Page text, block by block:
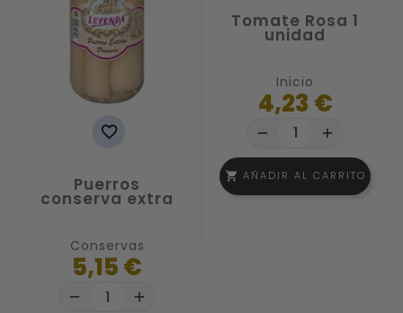

Puerros
conserva extra
Conservas
5,15 €
remove add
Tomate Rosa 1
unidad
Inicio
4,23 €
remove add
shopping_cart AÑADIR AL CARRITO